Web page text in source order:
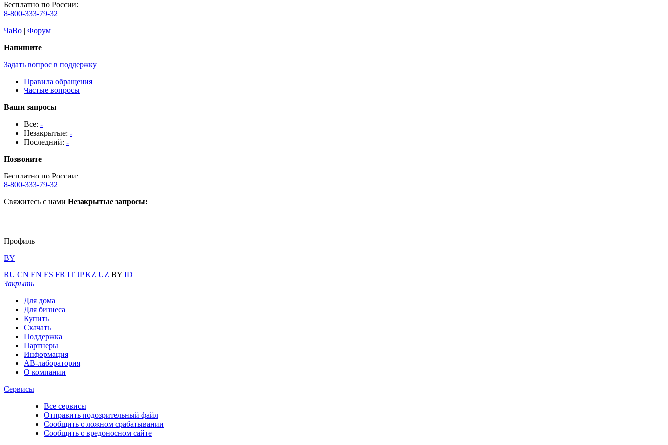
Бесплатно по России:
8-800-333-79-32
ЧаВо | Форум
Напишите
Задать вопрос в поддержку
Правила обращения
Частые вопросы
Ваши запросы
Все: -
Незакрытые: -
Последний: -
Позвоните
Бесплатно по России:
8-800-333-79-32
Свяжитесь с нами Незакрытые запросы:
Профиль
BY
RU CN EN ES FR IT JPKZ UZ BY ID
Закрыть
Для дома
Для бизнеса
Купить
Скачать
Поддержка
Партнеры
Информация
АВ-лаборатория
О компании
Сервисы
Все сервисы
Отправить подозрительный файл
Сообщить о ложном срабатывании
Сообщить о вредоносном сайте